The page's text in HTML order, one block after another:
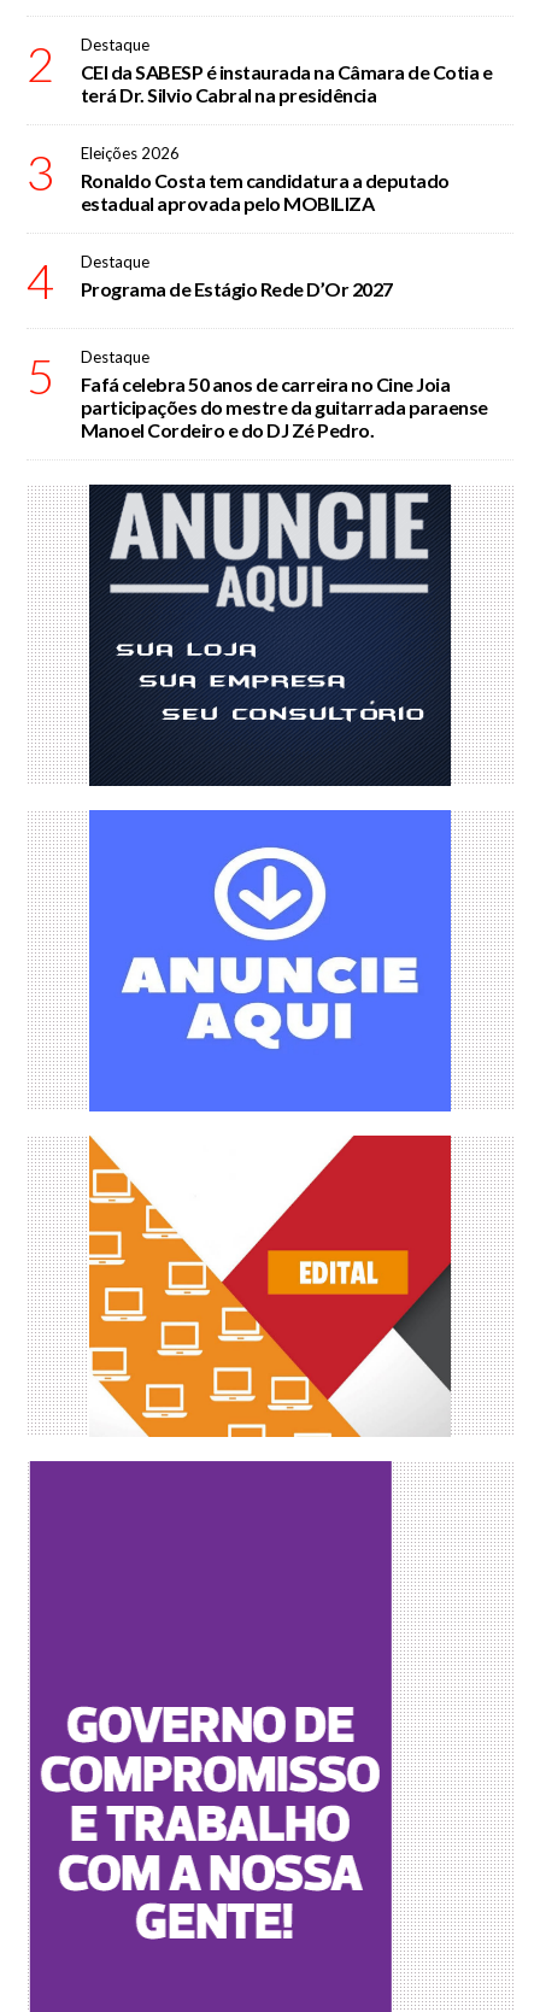
2 Destaque
CEI da SABESP é instaurada na Câmara de Cotia e
terá Dr. Silvio Cabral na presidência
3 Eleições 2026
Ronaldo Costa tem candidatura a deputado
estadual aprovada pelo MOBILIZA
4 Destaque
Programa de Estágio Rede D’Or 2027
5 Destaque
Fafá celebra 50 anos de carreira no Cine Joia
participações do mestre da guitarrada paraense
Manoel Cordeiro e do DJ Zé Pedro.